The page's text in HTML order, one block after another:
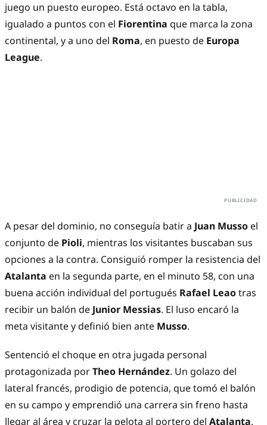
juego un puesto europeo. Está octavo en la tabla,
igualado a puntos con el Fiorentina que marca la zona
continental, y a uno del Roma, en puesto de Europa
League.
A pesar del dominio, no conseguía batir a Juan Musso el
conjunto de Pioli, mientras los visitantes buscaban sus
opciones a la contra. Consiguió romper la resistencia del
Atalanta en la segunda parte, en el minuto 58, con una
buena acción individual del portugués Rafael Leaotras
recibir un balón de Junior Messias. El luso encaró la
meta visitante y definió bien ante Musso.
Sentenció el choque en otra jugada personal
protagonizada porTheo Hernández. Un golazo del
lateral francés, prodigio de potencia, que tomó el balón
en su campo y emprendió una carrera sin freno hasta
llegar al área y cruzar la pelota al portero del Atalanta.